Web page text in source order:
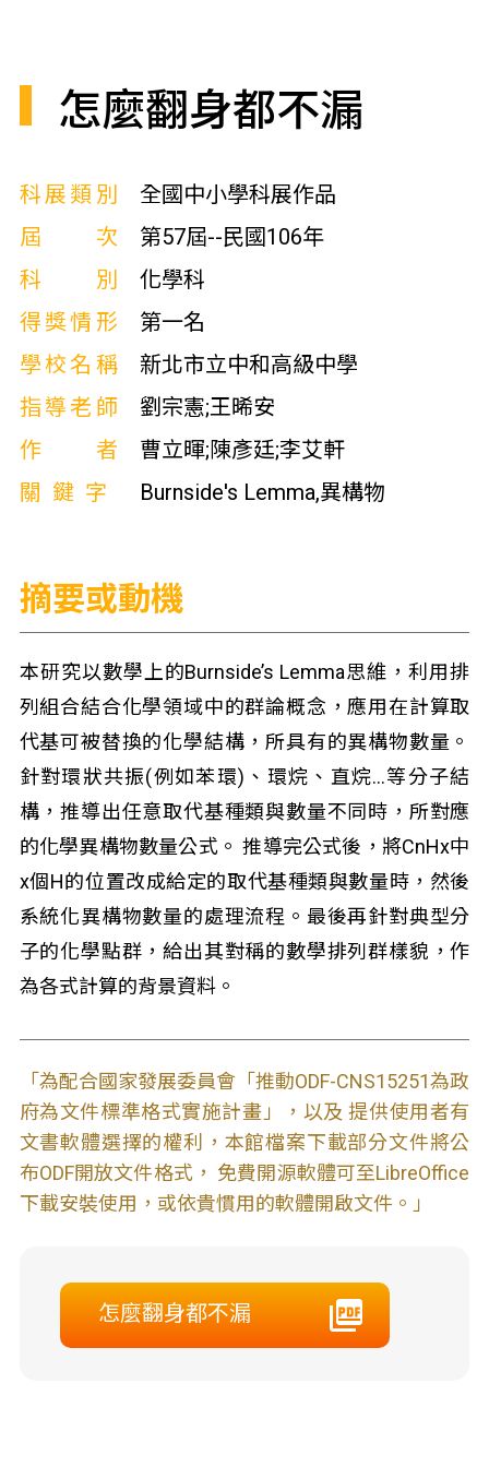
怎麼翻身都不漏
科展類別
全國中小學科展作品
屆次
第57屆--民國106年
科別
化學科
得獎情形
第一名
學校名稱
新北市立中和高級中學
指導老師
劉宗憲;王晞安
作者
曹立暉;陳彥廷;李艾軒
關鍵字
Burnside's Lemma,異構物
摘要或動機
本研究以數學上的Burnside’s Lemma思維，利用排
列組合結合化學領域中的群論概念，應用在計算取
代基可被替換的化學結構，所具有的異構物數量。
針對環狀共振(例如苯環)、環烷、直烷…等分子結
構，推導出任意取代基種類與數量不同時，所對應
的化學異構物數量公式。 推導完公式後，將CnHx中
x個H的位置改成給定的取代基種類與數量時，然後
系統化異構物數量的處理流程。最後再針對典型分
子的化學點群，給出其對稱的數學排列群樣貌，作
為各式計算的背景資料。
「為配合國家發展委員會「推動ODF-CNS15251為政
府為文件標準格式實施計畫」，以及 提供使用者有
文書軟體選擇的權利，本館檔案下載部分文件將公
布ODF開放文件格式， 免費開源軟體可至LibreOffice
下載安裝使用，或依貴慣用的軟體開啟文件。」
怎麼翻身都不漏